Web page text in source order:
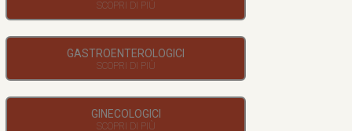
GASTROENTEROLOGICI
GINECOLOGICI